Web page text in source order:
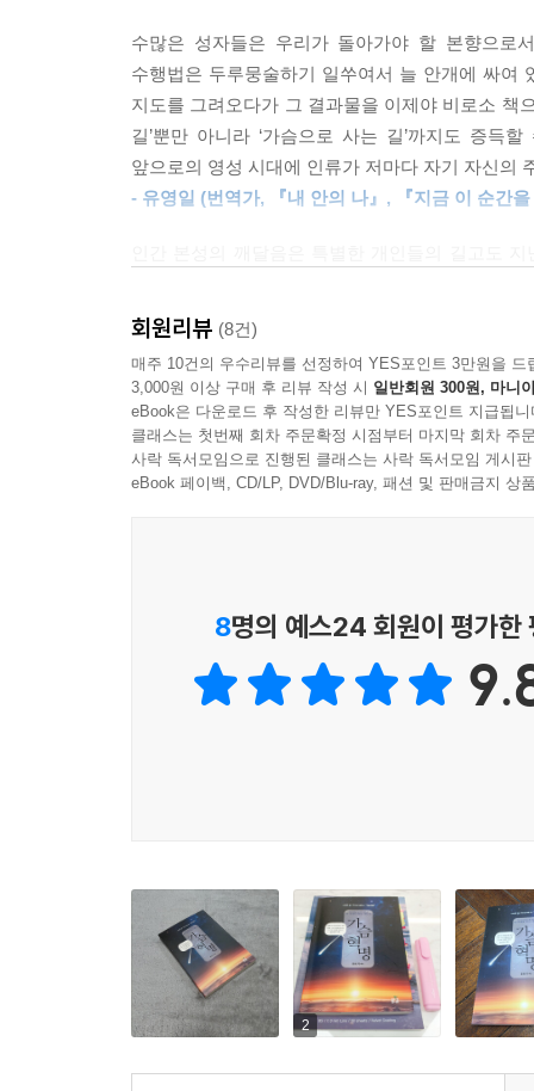
‘하나님의 방’ 체험기
‘두려움 정화 명상’ 소개
‘두려움 정화 명상’ 현장 체험
누구에게나 ‘인생 숙제’가 있다
12가지 인생 숙제
‘인생 숙제’ 상담 사례
인생 숙제 체험기 ① - 예민함 속에서 발견한 나의 인
음악 공명 체험기 - 진동으로 듣는 세계
겨울 햇살
눈 내리는 날
내 영혼에 내리는 눈
제2부 가슴으로 가는 길
수행의 길은 번뇌를 하나씩 없애려 애쓰기보다,
쉽습니다. 고요는 모든 만물이 생겨나는 바탕이
는 만물이 생겨나는 바탕에서 찾는 것입니다. 이
시키는 전체성의 힘이라면, 고요는 만물의 차이 이
--- 본문 중에서
수많은 성자들은 우리가 돌아가야 할 본향으로
수행법은 두루뭉술하기 일쑤여서 늘 안개에 싸여
지도를 그려오다가 그 결과물을 이제야 비로소 책
길’뿐만 아니라 ‘가슴으로 사는 길’까지도 증득
앞으로의 영성 시대에 인류가 저마다 자기 자신의
- 유영일 (번역가, 『내 안의 나』, 『지금 이 순간
- 이균형 (번역가, 『상처받지 않는 영혼』, 『람
회원리뷰 (8건)
매주 10건의 우수리뷰를 선정하여 YES포인트 3만원을 드
3,000원 이상 구매 후 리뷰 작성 시 일반회원 300원, 마니
eBook은 다운로드 후 작성한 리뷰만 YES포인트 지급됩니
클래스는 첫번째 회차 주문확정 시점부터 마지막 회차 주
사락 독서모임으로 진행된 클래스는 사락 독서모임 게시
eBook 페이백, CD/LP, DVD/Blu-ray, 패션 및 판매금지 상
8명의 예스24 회원이 평가한
2